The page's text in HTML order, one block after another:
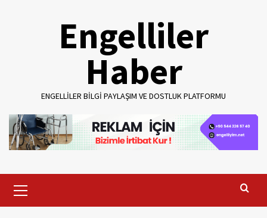
Engelliler
Haber
ENGELLILER BILGI PAYLAŞIM VE DOSTLUK PLATFORMU
Menu